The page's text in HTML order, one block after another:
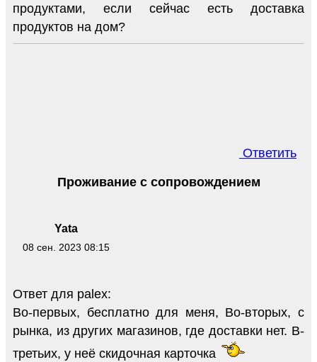
продуктами, если сейчас есть доставка
продуктов на дом?
Ответить
Yata
08 сен. 2023 08:15
Проживание с сопровождением
Ответ для palex:
Во-первых, бесплатно для меня, Во-вторых, с
рынка, из других магазинов, где доставки нет. В-
третьих, у неё скидочная карточка